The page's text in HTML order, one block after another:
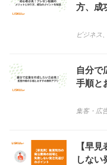
方、成
ビジネス
自分で
手順と
集客・広
【早
しない